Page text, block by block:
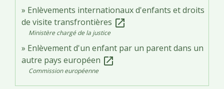
Enlèvements internationaux d'enfants et droits
de visite transfrontières open_in_new
Ministère chargé de la justice
Enlèvement d'un enfant par un parent dans un
autre pays européen open_in_new
Commission européenne